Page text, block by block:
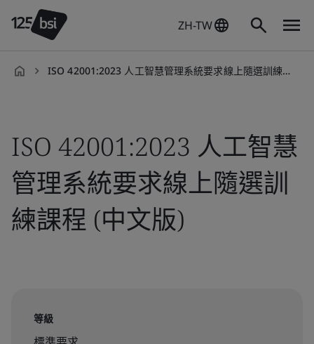
ZH-TW
ISO 42001:2023 人工智慧管理系統要求線上隨選訓練課程 (中文版)
ISO 42001:2023 人工智慧
管理系統要求線上隨選訓
練課程 (中文版)
等級